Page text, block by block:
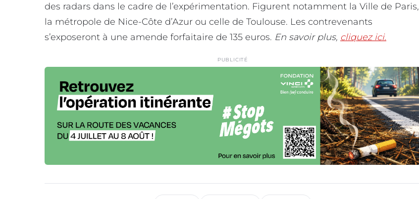
des radars dans le cadre de l’expérimentation. Figurent notamment la Ville de Paris,
la métropole de Nice-Côte d’Azur ou celle de Toulouse. Les contrevenants
s’exposeront à une amende forfaitaire de 135 euros. En savoir plus, cliquez ici.
PUBLICITÉ